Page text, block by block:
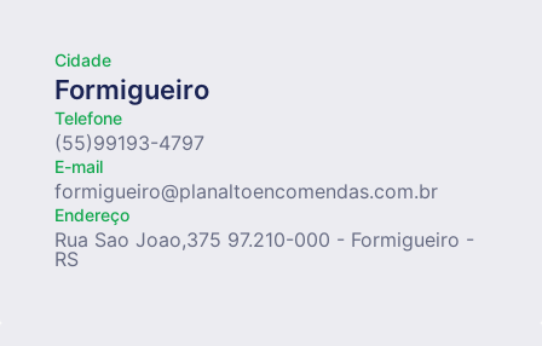
Cidade
Formigueiro
Telefone
(55)99193-4797
E-mail
formigueiro@planaltoencomendas.com.br
Endereço
Rua Sao Joao,375 97.210-000 - Formigueiro -
RS